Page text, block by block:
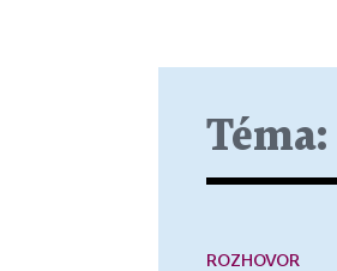
Téma:
ROZHOVOR